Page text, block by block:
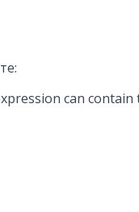
can